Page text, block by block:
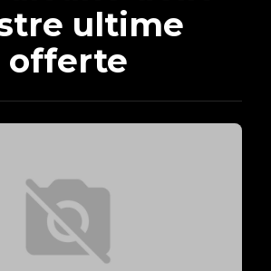
ultime
offerte